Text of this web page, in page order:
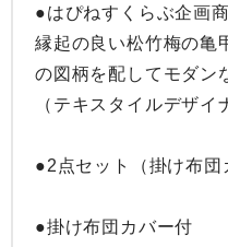
●はぴねすくらぶ企画
縁起の良い松竹梅の亀
の図柄を配してモダン
（テキスタイルデザイ
●2点セット（掛け布団
●掛け布団カバー付